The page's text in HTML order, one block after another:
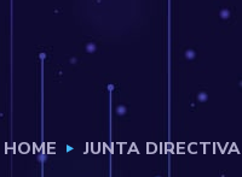
HOME JUNTA DIRECTIVA